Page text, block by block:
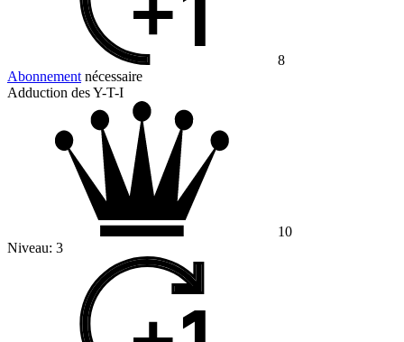
8
Abonnement nécessaire
Adduction des Y-T-I
10
Niveau: 3